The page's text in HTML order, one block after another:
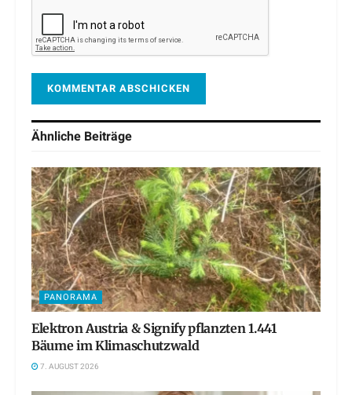
Ähnliche Beiträge
PANORAMA
Elektron Austria & Signify pflanzten 1.441
Bäume im Klimaschutzwald
7. AUGUST 2026